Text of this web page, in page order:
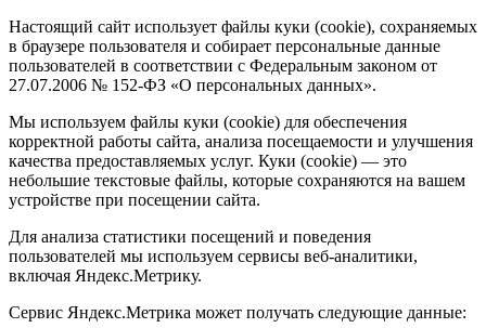
Настоящий сайт использует файлы куки (cookie), сохраняемых
в браузере пользователя и собирает персональные данные
пользователей в соответствии с Федеральным законом от
27.07.2006 № 152-ФЗ «О персональных данных».
Мы используем файлы куки (cookie) для обеспечения
корректной работы сайта, анализа посещаемости и улучшения
качества предоставляемых услуг. Куки (cookie) — это
небольшие текстовые файлы, которые сохраняются на вашем
устройстве при посещении сайта.
Для анализа статистики посещений и поведения
пользователей мы используем сервисы веб-аналитики,
включая Яндекс.Метрику.
Сервис Яндекс.Метрика может получать следующие данные: